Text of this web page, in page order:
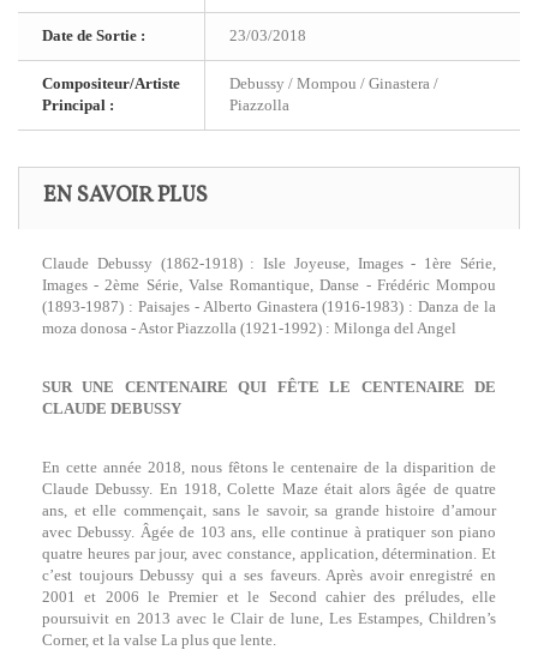
Date de Sortie : 23/03/2018
Compositeur/Artiste
Principal :
Debussy / Mompou / Ginastera /
Piazzolla
EN SAVOIR PLUS
Claude Debussy (1862-1918) : Isle Joyeuse, Images - 1ère Série,
Images - 2ème Série, Valse Romantique, Danse - Frédéric Mompou
(1893-1987) : Paisajes - Alberto Ginastera (1916-1983) : Danza de la
moza donosa - Astor Piazzolla (1921-1992) : Milonga del Angel
SUR UNE CENTENAIRE QUI FÊTE LE CENTENAIRE DE
CLAUDE DEBUSSY
En cette année 2018, nous fêtons le centenaire de la disparition de
Claude Debussy. En 1918, Colette Maze était alors âgée de quatre
ans, et elle commençait, sans le savoir, sa grande histoire d’amour
avec Debussy. Âgée de 103 ans, elle continue à pratiquer son piano
quatre heures par jour, avec constance, application, détermination. Et
c’est toujours Debussy qui a ses faveurs. Après avoir enregistré en
2001 et 2006 le Premier et le Second cahier des préludes, elle
poursuivit en 2013 avec le Clair de lune, Les Estampes, Children’s
Corner, et la valse La plus que lente.